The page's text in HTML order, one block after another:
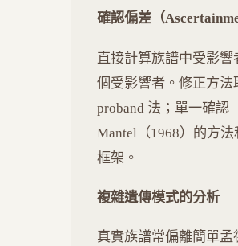
確認偏差（
直接計算族譜中受影
個受影響者。修正方法
proband 法；單一確認
Mantel（1968）的方法
框架。
複雜遺傳模式的分析
真實族譜常偏離簡單孟